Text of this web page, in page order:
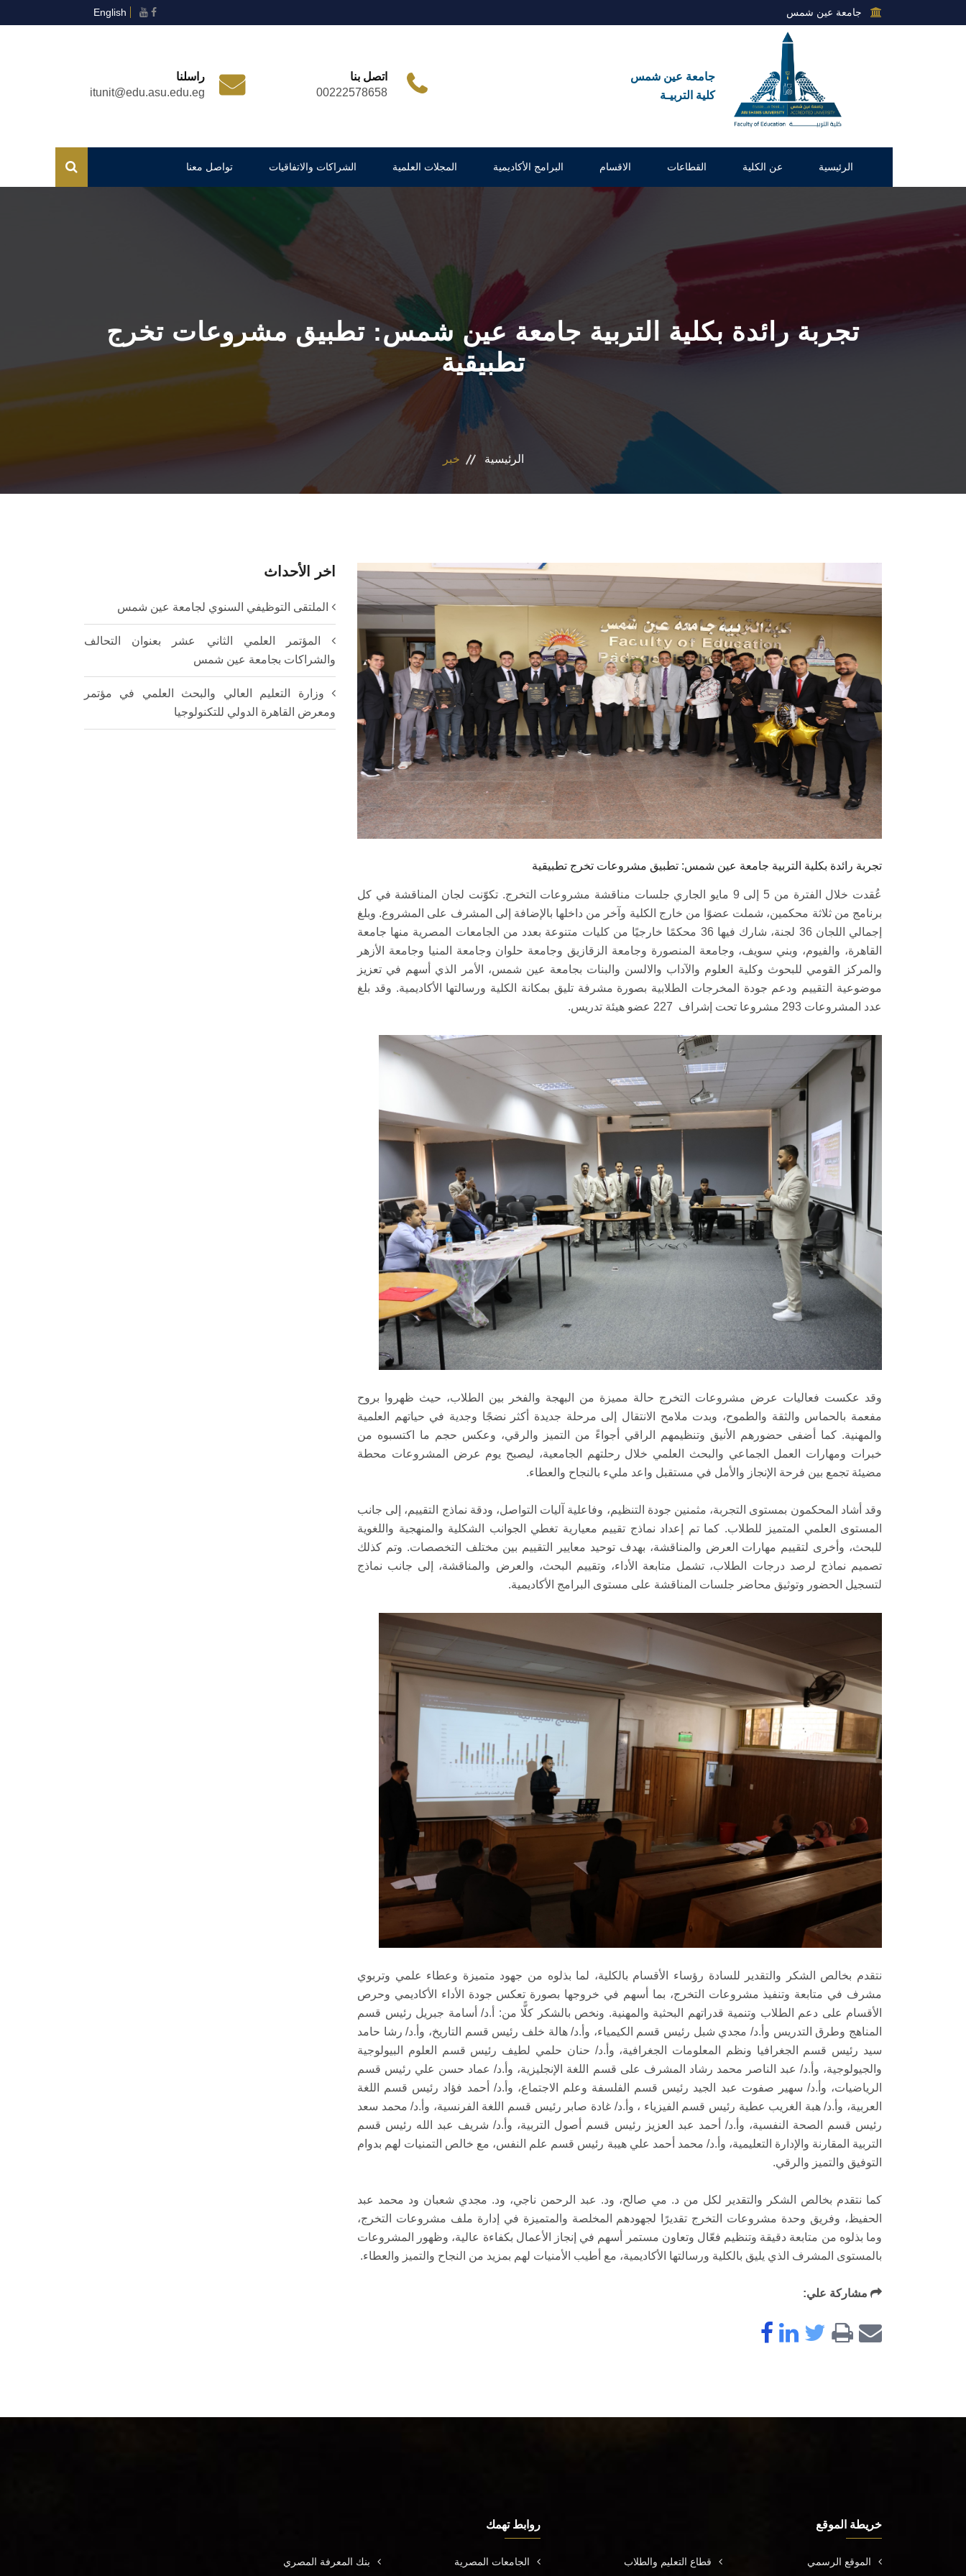
جامعة عين شمس English
جامعة عين شمس
كلية التربيـة
اتصل بنا
00222578658
راسلنا
itunit@edu.asu.edu.eg
الرئيسية عن الكلية القطاعات الاقسام البرامج الأكاديمية المجلات العلمية الشراكات والاتفاقيات تواصل معنا
تجربة رائدة بكلية التربية جامعة عين شمس: تطبيق مشروعات تخرج
تطبيقية
الرئيسية خبر
تجربة رائدة بكلية التربية جامعة عين شمس: تطبيق مشروعات تخرج تطبيقية
عُقدت خلال الفترة من 5 إلى 9 مايو الجاري جلسات مناقشة مشروعات التخرج. تكوّنت لجان المناقشة في كل
برنامج من ثلاثة محكمين، شملت عضوًا من خارج الكلية وآخر من داخلها بالإضافة إلى المشرف على المشروع. وبلغ
إجمالي اللجان 36 لجنة، شارك فيها 36 محكمًا خارجيًا من كليات متنوعة بعدد من الجامعات المصرية منها جامعة
القاهرة، والفيوم، وبني سويف، وجامعة المنصورة وجامعة الزقازيق وجامعة حلوان وجامعة المنيا وجامعة الأزهر
والمركز القومي للبحوث وكلية العلوم والآداب والالسن والبنات بجامعة عين شمس، الأمر الذي أسهم في تعزيز
موضوعية التقييم ودعم جودة المخرجات الطلابية بصورة مشرفة تليق بمكانة الكلية ورسالتها الأكاديمية. وقد بلغ
عدد المشروعات 293 مشروعا تحت إشراف 227 عضو هيئة تدريس.
وقد عكست فعاليات عرض مشروعات التخرج حالة مميزة من البهجة والفخر بين الطلاب، حيث ظهروا بروح
مفعمة بالحماس والثقة والطموح، وبدت ملامح الانتقال إلى مرحلة جديدة أكثر نضجًا وجدية في حياتهم العلمية
والمهنية. كما أضفى حضورهم الأنيق وتنظيمهم الراقي أجواءً من التميز والرقي، وعكس حجم ما اكتسبوه من
خبرات ومهارات العمل الجماعي والبحث العلمي خلال رحلتهم الجامعية، ليصبح يوم عرض المشروعات محطة
مضيئة تجمع بين فرحة الإنجاز والأمل في مستقبل واعد مليء بالنجاح والعطاء.
وقد أشاد المحكمون بمستوى التجربة، مثمنين جودة التنظيم، وفاعلية آليات التواصل، ودقة نماذج التقييم، إلى جانب
المستوى العلمي المتميز للطلاب. كما تم إعداد نماذج تقييم معيارية تغطي الجوانب الشكلية والمنهجية واللغوية
للبحث، وأخرى لتقييم مهارات العرض والمناقشة، بهدف توحيد معايير التقييم بين مختلف التخصصات. وتم كذلك
تصميم نماذج لرصد درجات الطلاب، تشمل متابعة الأداء، وتقييم البحث، والعرض والمناقشة، إلى جانب نماذج
لتسجيل الحضور وتوثيق محاضر جلسات المناقشة على مستوى البرامج الأكاديمية.
نتقدم بخالص الشكر والتقدير للسادة رؤساء الأقسام بالكلية، لما بذلوه من جهود متميزة وعطاء علمي وتربوي
مشرف في متابعة وتنفيذ مشروعات التخرج، بما أسهم في خروجها بصورة تعكس جودة الأداء الأكاديمي وحرص
الأقسام على دعم الطلاب وتنمية قدراتهم البحثية والمهنية. ونخص بالشكر كلًّا من: أ.د/ أسامة جبريل رئيس قسم
المناهج وطرق التدريس وأ.د/ مجدي شبل رئيس قسم الكيمياء، وأ.د/ هالة خلف رئيس قسم التاريخ، وأ.د/ رشا حامد
سيد رئيس قسم الجغرافيا ونظم المعلومات الجغرافية، وأ.د/ حنان حلمي لطيف رئيس قسم العلوم البيولوجية
والجيولوجية، وأ.د/ عبد الناصر محمد رشاد المشرف على قسم اللغة الإنجليزية، وأ.د/ عماد حسن علي رئيس قسم
الرياضيات، وأ.د/ سهير صفوت عبد الجيد رئيس قسم الفلسفة وعلم الاجتماع، وأ.د/ أحمد فؤاد رئيس قسم اللغة
العربية، وأ.د/ هبة الغريب عطية رئيس قسم الفيزياء ، وأ.د/ غادة صابر رئيس قسم اللغة الفرنسية، وأ.د/ محمد سعد
رئيس قسم الصحة النفسية، وأ.د/ أحمد عبد العزيز رئيس قسم أصول التربية، وأ.د/ شريف عبد الله رئيس قسم
التربية المقارنة والإدارة التعليمية، وأ.د/ محمد أحمد علي هيبة رئيس قسم علم النفس، مع خالص التمنيات لهم بدوام
التوفيق والتميز والرقي.
كما نتقدم بخالص الشكر والتقدير لكل من د. مي صالح، ود. عبد الرحمن ناجي، ود. مجدي شعبان ود محمد عبد
الحفيظ، وفريق وحدة مشروعات التخرج تقديرًا لجهودهم المخلصة والمتميزة في إدارة ملف مشروعات التخرج،
وما بذلوه من متابعة دقيقة وتنظيم فعّال وتعاون مستمر أسهم في إنجاز الأعمال بكفاءة عالية، وظهور المشروعات
بالمستوى المشرف الذي يليق بالكلية ورسالتها الأكاديمية، مع أطيب الأمنيات لهم بمزيد من النجاح والتميز والعطاء.
مشاركة علي:
اخر الأحداث
الملتقى التوظيفي السنوي لجامعة عين شمس
المؤتمر العلمي الثاني عشر بعنوان التحالف
والشراكات بجامعة عين شمس
وزارة التعليم العالي والبحث العلمي في مؤتمر
ومعرض القاهرة الدولي للتكنولوجيا
خريطة الموقع
الموقع الرسمي قطاع التعليم والطلاب
روابط تهمك
الجامعات المصرية بنك المعرفة المصري